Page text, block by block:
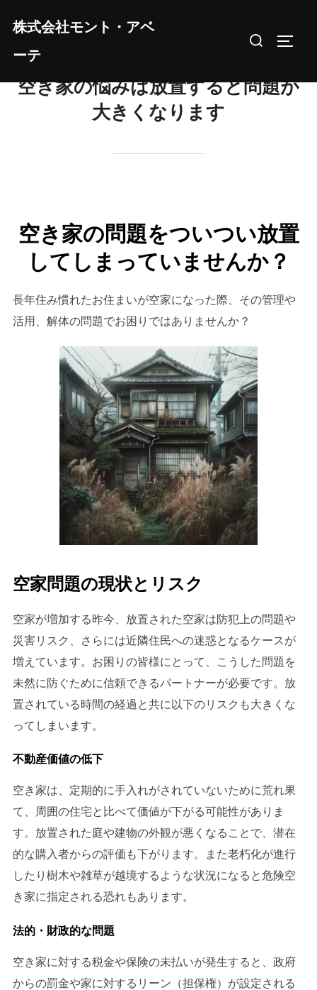
株式会社モント・アベ
ーテ
検
象:
空き家の悩みは放置すると問題が
大きくなります
空き家の問題をついつい放置
してしまっていませんか？
長年住み慣れたお住まいが空家になった際、その管理や
活用、解体の問題でお困りではありませんか？
空家問題の現状とリスク
空家が増加する昨今、放置された空家は防犯上の問題や
災害リスク、さらには近隣住民への迷惑となるケースが
増えています。お困りの皆様にとって、こうした問題を
未然に防ぐために信頼できるパートナーが必要です。放
置されている時間の経過と共に以下のリスクも大きくな
ってしまいます。
不動産価値の低下
空き家は、定期的に手入れがされていないために荒れ果
て、周囲の住宅と比べて価値が下がる可能性がありま
す。放置された庭や建物の外観が悪くなることで、潜在
的な購入者からの評価も下がります​​。また老朽化が進行
したり樹木や雑草が越境するような状況になると危険空
き家に指定される恐れもあります。
法的・財政的な問題
空き家に対する税金や保険の未払いが発生すると、政府
からの罰金や家に対するリーン（担保権）が設定される